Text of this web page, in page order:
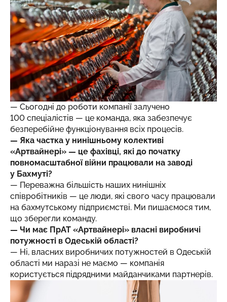
— Сьогодні до роботи компанії залучено
100 спеціалістів — це команда, яка забезпечує
безперебійне функціонування всіх процесів.
— Яка частка у нинішньому колективі
«Артвайнері» — це фахівці, які до початку
повномасштабної війни працювали на заводі
у Бахмуті?
— Переважна більшість наших нинішніх
співробітників — це люди, які свого часу працювали
на бахмутському підприємстві. Ми пишаємося тим,
що зберегли команду.
— Чи має ПрАТ «Артвайнері» власні виробничі
потужності в Одеській області?
— Ні, власних виробничих потужностей в Одеській
області ми наразі не маємо — компанія
користується підрядними майданчиками партнерів.